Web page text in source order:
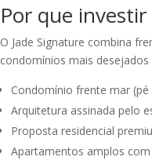
Por que
O Jade Signature combina
condomínios mais desejados
Condomínio frente mar
Arquitetura assinada pelo
Proposta residencial
Apartamentos amplos